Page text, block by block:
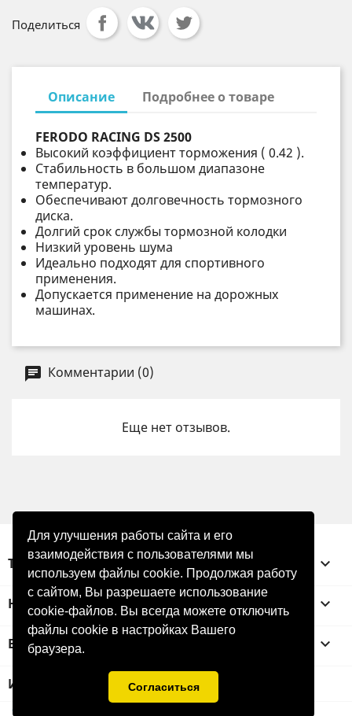
Для улучшения работы сайта и его
взаимодействия с пользователями мы
используем файлы cookie. Продолжая работу
с сайтом, Вы разрешаете использование
cookie-файлов. Вы всегда можете отключить
файлы cookie в настройках Вашего
браузера.
Cогласиться
Поделиться
Описание Подробнее о товаре
FERODO RACING DS 2500
Высокий коэффициент торможения ( 0.42 ).
Стабильность в большом диапазоне
температур.
Обеспечивают долговечность тормозного
диска.
Долгий срок службы тормозной колодки
Низкий уровень шума
Идеально подходят для спортивного
применения.
Допускается применение на дорожных
машинах.
Комментарии (0)
Еще нет отзывов.
ТОВАРЫ 
НАША КОМПАНИЯ 
ВАША УЧЕТНАЯ ЗАПИСЬ 
ИНФОРМАЦИЯ О МАГАЗИНЕ
© 2012 - 2026 InvisibleWorks